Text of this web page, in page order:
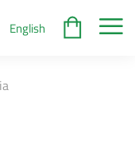
English